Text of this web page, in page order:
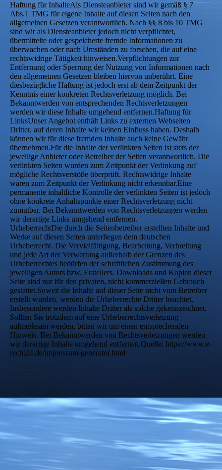
Haftung für InhalteAls Diensteanbieter sind wir gemäß § 7
Abs.1 TMG für eigene Inhalte auf diesen Seiten nach den
allgemeinen Gesetzen verantwortlich. Nach §§ 8 bis 10 TMG
sind wir als Diensteanbieter jedoch nicht verpflichtet,
übermittelte oder gespeicherte fremde Informationen zu
überwachen oder nach Umständen zu forschen, die auf eine
rechtswidrige Tätigkeit hinweisen.Verpflichtungen zur
Entfernung oder Sperrung der Nutzung von Informationen nach
den allgemeinen Gesetzen bleiben hiervon unberührt. Eine
diesbezügliche Haftung ist jedoch erst ab dem Zeitpunkt der
Kenntnis einer konkreten Rechtsverletzung möglich. Bei
Bekanntwerden von entsprechenden Rechtsverletzungen
werden wir diese Inhalte umgehend entfernen.Haftung für
LinksUnser Angebot enthält Links zu externen Webseiten
Dritter, auf deren Inhalte wir keinen Einfluss haben. Deshalb
können wir für diese fremden Inhalte auch keine Gewähr
übernehmen.Für die Inhalte der verlinkten Seiten ist stets der
jeweilige Anbieter oder Betreiber der Seiten verantwortlich. Die
verlinkten Seiten wurden zum Zeitpunkt der Verlinkung auf
mögliche Rechtsverstöße überprüft. Rechtswidrige Inhalte
waren zum Zeitpunkt der Verlinkung nicht erkennbar.Eine
permanente inhaltliche Kontrolle der verlinkten Seiten ist jedoch
ohne konkrete Anhaltspunkte einer Rechtsverletzung nicht
zumutbar. Bei Bekanntwerden von Rechtsverletzungen werden
wir derartige Links umgehend entfernen.
UrheberrechtDie durch die Seitenbetreiber erstellten Inhalte und
Werke auf diesen Seiten unterliegen dem deutschen
Urheberrecht. Die Vervielfältigung, Bearbeitung, Verbreitung
und jede Art der Verwertung außerhalb der Grenzen des
Urheberrechtes bedürfen der schriftlichen Zustimmung des
jeweiligen Autors bzw. Erstellers. Downloads und Kopien dieser
Seite sind nur für den privaten, nicht kommerziellen Gebrauch
gestattet.Soweit die Inhalte auf dieser Seite nicht vom Betreiber
erstellt wurden, werden die Urheberrechte Dritter beachtet.
Insbesondere werden Inhalte Dritter als solche gekennzeichnet.
Sollten Sie trotzdem auf eine Urheberrechtsverletzung
aufmerksam werden, bitten wir um einen entsprechenden
Hinweis. Bei Bekanntwerden von Rechtsverletzungen werden
wir derartige Inhalte umgehend entfernen.Quelle: https://www.e-
recht24.de/impressum-generator.html